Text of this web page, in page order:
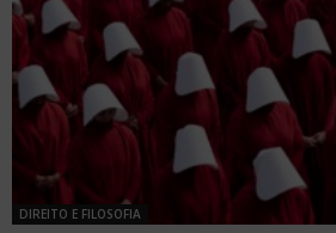
DIREITO E FILOSOFIA